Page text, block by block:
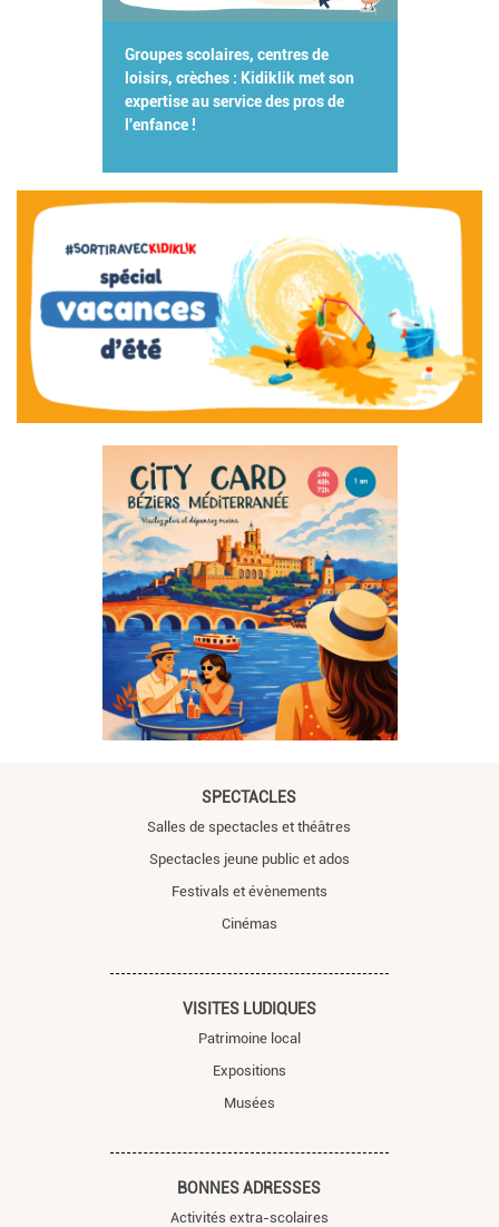
Groupes scolaires, centres de
loisirs, crèches : Kidiklik met son
expertise au service des pros de
l'enfance !
SPECTACLES
Salles de spectacles et théâtres
Spectacles jeune public et ados
Festivals et évènements
Cinémas
VISITES LUDIQUES
Patrimoine local
Expositions
Musées
BONNES ADRESSES
Activités extra-scolaires